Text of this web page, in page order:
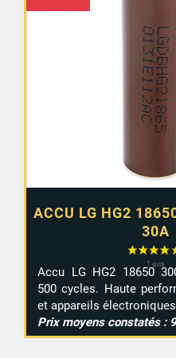
ACCU LG HG2
30A
Accu LG HG2 18650
500 cycles. Haute
et appareils
Prix moyens constatés :